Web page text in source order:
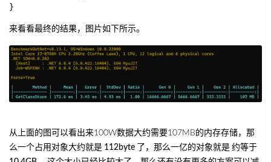
来看看最终的结果，图片如下所示。
从上面的图可以看出来100W数据大约需要107MB的内存存储，那
么一个占用对象大约就是 112byte 了，那么一亿的对象就是 约等于